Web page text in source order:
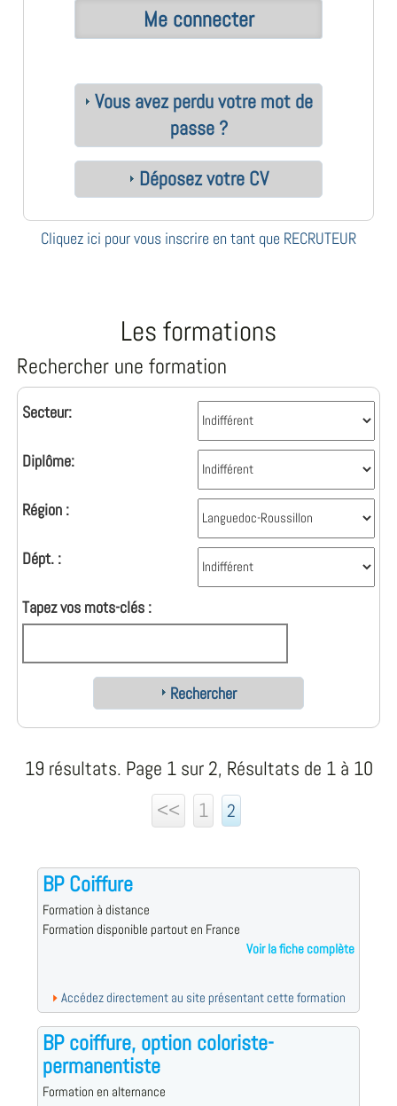
Vous avez perdu votre mot de
passe ?
Déposez votre CV
Cliquez ici pour vous inscrire en tant que RECRUTEUR
Les formations
Rechercher une formation
Secteur:
Diplôme:
Région :
Dépt. :
Tapez vos mots-clés :
Rechercher
19 résultats. Page 1 sur 2, Résultats de 1 à 10
<<
1 2
BP Coiffure
Formation à distance
Formation disponible partout en France
Voir la fiche complète
Accédez directement au site présentant cette formation
BP coiffure, option coloriste-
permanentiste
Formation en alternance